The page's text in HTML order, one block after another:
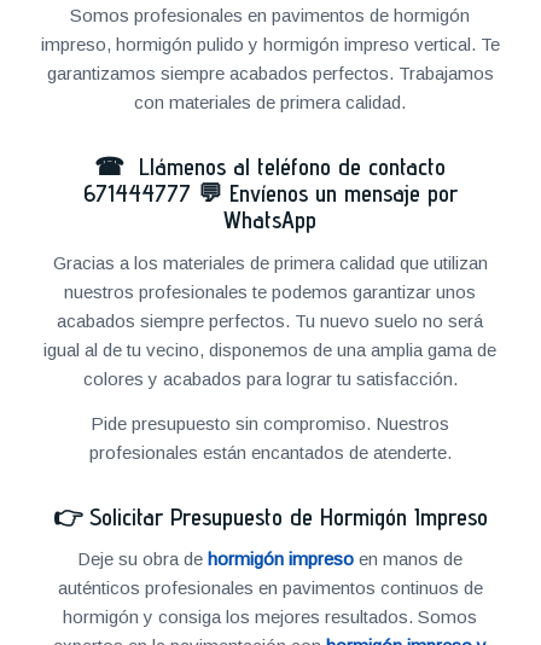
Somos profesionales en pavimentos de hormigón
impreso, hormigón pulido y hormigón impreso vertical. Te
garantizamos siempre acabados perfectos. Trabajamos
con materiales de primera calidad.
☎ Llámenos al teléfono de contacto
671444777 💬 Envíenos un mensaje por
WhatsApp
Gracias a los materiales de primera calidad que utilizan
nuestros profesionales te podemos garantizar unos
acabados siempre perfectos. Tu nuevo suelo no será
igual al de tu vecino, disponemos de una amplia gama de
colores y acabados para lograr tu satisfacción.
Pide presupuesto sin compromiso. Nuestros
profesionales están encantados de atenderte.
👉 Solicitar Presupuesto de Hormigón Impreso
Deje su obra dehormigón impreso en manos de
auténticos profesionales en pavimentos continuos de
hormigón y consiga los mejores resultados. Somos